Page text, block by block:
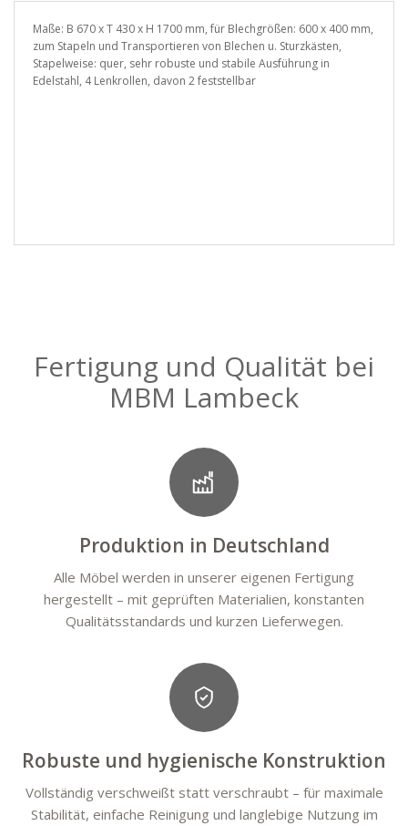
Maße: B 670 x T 430 x H 1700 mm, für Blechgrößen: 600 x 400 mm,
zum Stapeln und Transportieren von Blechen u. Sturzkästen,
Stapelweise: quer, sehr robuste und stabile Ausführung in
Edelstahl, 4 Lenkrollen, davon 2 feststellbar
Fertigung und Qualität bei
MBM Lambeck
Produktion in Deutschland
Alle Möbel werden in unserer eigenen Fertigung
hergestellt – mit geprüften Materialien, konstanten
Qualitätsstandards und kurzen Lieferwegen.
Robuste und hygienische Konstruktion
Vollständig verschweißt statt verschraubt – für maximale
Stabilität, einfache Reinigung und langlebige Nutzung im